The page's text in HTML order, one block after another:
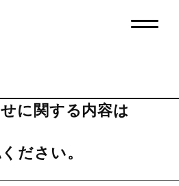
に関する内容は
ださい。